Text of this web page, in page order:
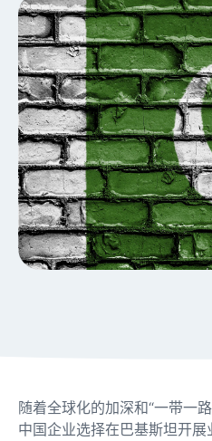
随着全球化的加深和“一带一
中国企业选择在巴基斯坦开